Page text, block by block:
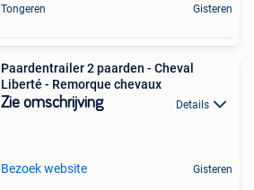
Tongeren Gisteren
Paardentrailer 2 paarden - Cheval
Liberté - Remorque chevaux
Zie omschrijving Details
Bezoek website Gisteren